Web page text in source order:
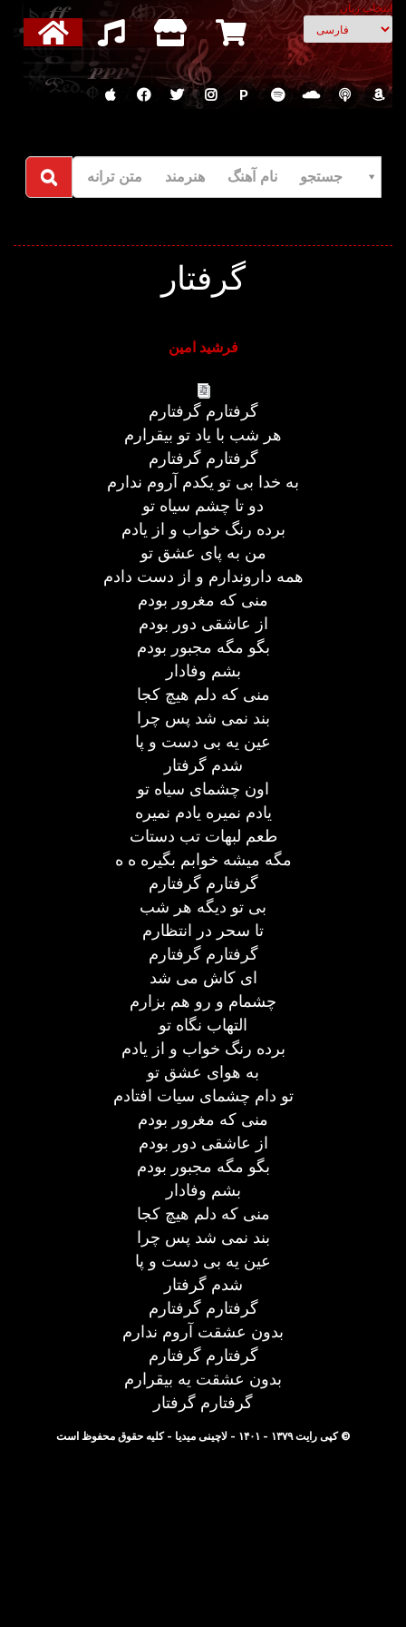
انتخاب زبان
P
جستجو نام آهنگ هنرمند متن ترانه
گرفتار
فرشید امین
گرفتارم گرفتارم
هر شب با یاد تو بیقرارم
گرفتارم گرفتارم
به خدا بی تو یکدم آروم ندارم
دو تا چشم سیاه تو
برده رنگ خواب و از یادم
من به پای عشق تو
همه داروندارم و از دست دادم
منی که مغرور بودم
از عاشقی دور بودم
بگو مگه مجبور بودم
بشم وفادار
منی که دلم هیچ کجا
بند نمی شد پس چرا
عین یه بی دست و پا
شدم گرفتار
اون چشمای سیاه تو
یادم نمیره یادم نمیره
طعم لبهات تب دستات
مگه میشه خوابم بگیره ه ه
گرفتارم گرفتارم
بی تو دیگه هر شب
تا سحر در انتظارم
گرفتارم گرفتارم
ای کاش می شد
چشمام و رو هم بزارم
التهاب نگاه تو
برده رنگ خواب و از یادم
به هوای عشق تو
تو دام چشمای سیات افتادم
منی که مغرور بودم
از عاشقی دور بودم
بگو مگه مجبور بودم
بشم وفادار
منی که دلم هیچ کجا
بند نمی شد پس چرا
عین یه بی دست و پا
شدم گرفتار
گرفتارم گرفتارم
بدون عشقت آروم ندارم
گرفتارم گرفتارم
بدون عشقت یه بیقرارم
گرفتارم گرفتار
© کپی رایت ۱۳۷۹ - ۱۴۰۱ - لاچینی میدیا - کلیه حقوق محفوظ است